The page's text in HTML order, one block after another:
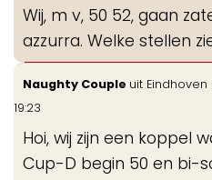
Wij, m v, 50 52, gaan
azzurra. Welke stellen
Naughty Couple uit Eindhoven
19:23
Hoi, wij zijn een koppel
Cup-D begin 50 en bi-